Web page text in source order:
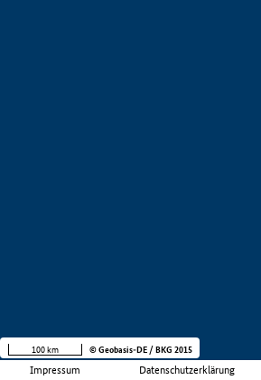
Impressum Datenschutzerklärung
100 km © Geobasis-DE / BKG 2015